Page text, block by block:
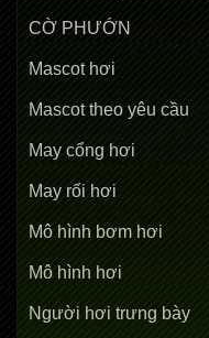
CỜ PHƯỚN
Mascot hơi
Mascot theo yêu cầu
May cổng hơi
May rối hơi
Mô hình bơm hơi
Mô hình hơi
Người hơi trưng bày